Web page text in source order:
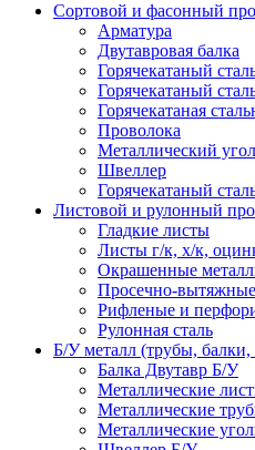
Сортовой и фасонный
Арматура
Двутавровая балка
Горячекатаный
Горячекатаный
Горячекатаная
Проволока
Металлический
Швеллер
Горячекатаный
Листовой и рулонный
Гладкие листы
Листы г/к, х/к,
Окрашенные
Просечно-
Рифленые и
Рулонная сталь
Б/У металл (трубы,
Балка Двутавр Б/У
Металлические
Металлические
Металлические